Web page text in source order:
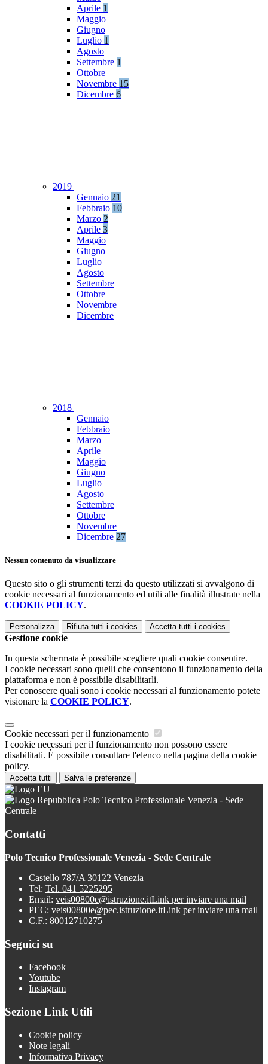
Aprile 1
Maggio
Giugno
Luglio 1
Agosto
Settembre 1
Ottobre
Novembre 15
Dicembre 6
2019
Gennaio 21
Febbraio 10
Marzo 2
Aprile 3
Maggio
Giugno
Luglio
Agosto
Settembre
Ottobre
Novembre
Dicembre
2018
Gennaio
Febbraio
Marzo
Aprile
Maggio
Giugno
Luglio
Agosto
Settembre
Ottobre
Novembre
Dicembre 27
Nessun contenuto da visualizzare
Questo sito o gli strumenti terzi da questo utilizzati si avvalgono di
cookie necessari al funzionamento ed utili alle finalità illustrate nella
COOKIE POLICY.
Personalizza Rifiuta tutti i cookies Accetta tutti i cookies
Gestione cookie
In questa schermata è possibile scegliere quali cookie consentire.
I cookie necessari sono quelli che consentono il funzionamento della
piattaforma e non è possibile disabilitarli.
Per conoscere quali sono i cookie necessari al funzionamento potete
visionare la COOKIE POLICY.
Cookie necessari per il funzionamento
I cookie necessari per il funzionamento non possono essere
disabilitati. È possibile consultare l'elenco nella pagina della cookie
policy.
Accetta tutti Salva le preferenze
Polo Tecnico Professionale Venezia - Sede
Centrale
Contatti
Polo Tecnico Professionale Venezia - Sede Centrale
Castello 787/A 30122 Venezia
Tel: Tel. 041 5225295
Email: veis00800e@istruzione.itLink per inviare una mail
PEC: veis00800e@pec.istruzione.itLink per inviare una mail
C.F.: 80012710275
Seguici su
Facebook
Youtube
Instagram
Sezione Link Utili
Cookie policy
Note legali
Informativa Privacy